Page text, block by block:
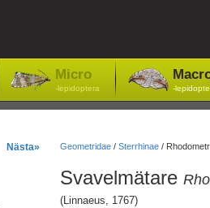
Micro
-lepidoptera -
Geometridae/ Sterrhinae/
Svavelmätare
(Linnaeus, 1767)
Nästa»